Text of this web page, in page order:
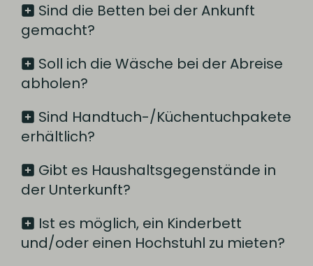
Sind die Betten bei der Ankunft
gemacht?
Soll ich die Wäsche bei der Abreise
abholen?
Sind Handtuch-/Küchentuchpakete
erhältlich?
Gibt es Haushaltsgegenstände in
der Unterkunft?
Ist es möglich, ein Kinderbett
und/oder einen Hochstuhl zu mieten?